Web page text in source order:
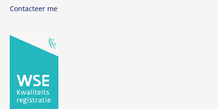
Contacteer me